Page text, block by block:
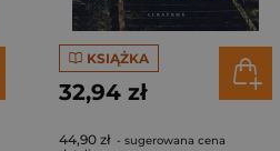
KSIĄŻKA
32,94 zł
44,90 zł - sugerowana cena